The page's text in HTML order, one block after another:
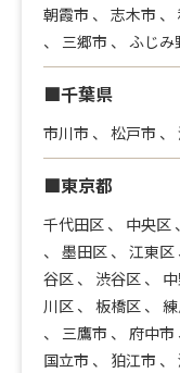
朝霞市 、 志木市 、
、 三郷市 、 ふじみ
■千葉県
市川市 、 松戸市 、
■東京都
千代田区 、 中央区
、 墨田区 、 江東区
谷区 、 渋谷区 、
川区 、 板橋区 、
、 三鷹市 、 府中市
国立市 、 狛江市 、